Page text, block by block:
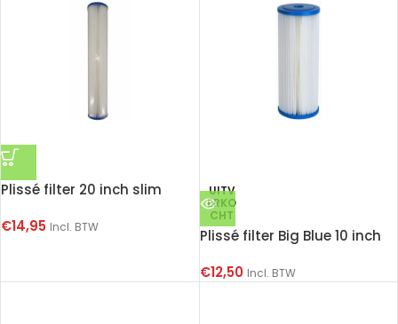
Plissé filter 20 inch slim
€14,95 Incl. BTW
UITV
ERKO
CHT
Plissé filter Big Blue 10 inch
€12,50 Incl. BTW